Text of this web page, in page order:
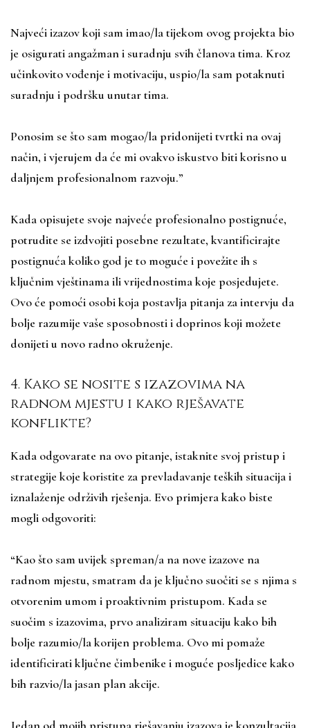
Najveći izazov koji sam imao/la tijekom ovog projekta bio
je osigurati angažman i suradnju svih članova tima. Kroz
učinkovito vođenje i motivaciju, uspio/la sam potaknuti
suradnju i podršku unutar tima.
Ponosim se što sam mogao/la pridonijeti tvrtki na ovaj
način, i vjerujem da će mi ovakvo iskustvo biti korisno u
daljnjem profesionalnom razvoju.”
Kada opisujete svoje najveće profesionalno postignuće,
potrudite se izdvojiti posebne rezultate, kvantificirajte
postignuća koliko god je to moguće i povežite ih s
ključnim vještinama ili vrijednostima koje posjedujete.
Ovo će pomoći osobi koja postavlja pitanja za intervju da
bolje razumije vaše sposobnosti i doprinos koji možete
donijeti u novo radno okruženje.
4. Kako se nosite s izazovima na
radnom mjestu i kako rješavate
konflikte?
Kada odgovarate na ovo pitanje, istaknite svoj pristup i
strategije koje koristite za prevladavanje teških situacija i
iznalaženje održivih rješenja. Evo primjera kako biste
mogli odgovoriti:
“Kao što sam uvijek spreman/a na nove izazove na
radnom mjestu, smatram da je ključno suočiti se s njima s
otvorenim umom i proaktivnim pristupom. Kada se
suočim s izazovima, prvo analiziram situaciju kako bih
bolje razumio/la korijen problema. Ovo mi pomaže
identificirati ključne čimbenike i moguće posljedice kako
bih razvio/la jasan plan akcije.